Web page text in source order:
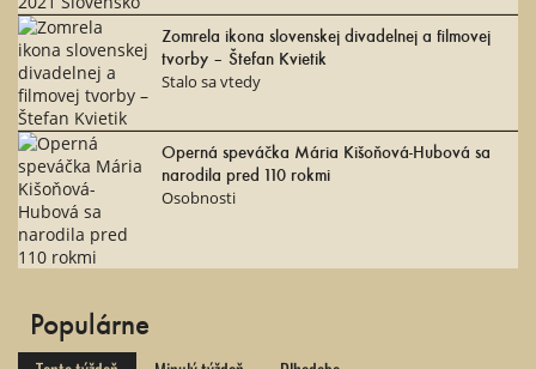
Zomrela ikona slovenskej divadelnej a filmovej
tvorby – Štefan Kvietik
Stalo sa vtedy
Operná speváčka Mária Kišoňová-Hubová sa
narodila pred 110 rokmi
Osobnosti
Populárne